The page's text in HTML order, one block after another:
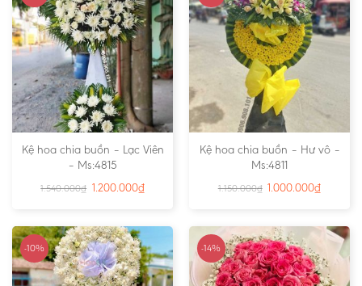
Kệ hoa chia buồn – Lạc Viên
– Ms:4815
1.540.000₫ 1.200.000₫
Kệ hoa chia buồn – Hư vô –
Ms:4811
1.150.000₫ 1.000.000₫
-10% -14%